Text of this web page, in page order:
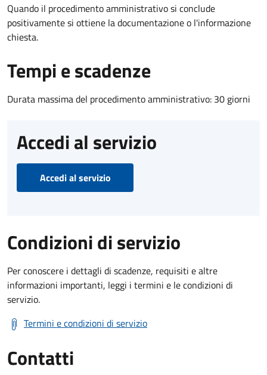
Quando il procedimento amministrativo si conclude
positivamente si ottiene la documentazione o l'informazione
chiesta.
Tempi e scadenze
Durata massima del procedimento amministrativo: 30 giorni
Accedi al servizio
Accedi al servizio
Condizioni di servizio
Per conoscere i dettagli di scadenze, requisiti e altre
informazioni importanti, leggi i termini e le condizioni di
servizio.
Termini e condizioni di servizio
Contatti